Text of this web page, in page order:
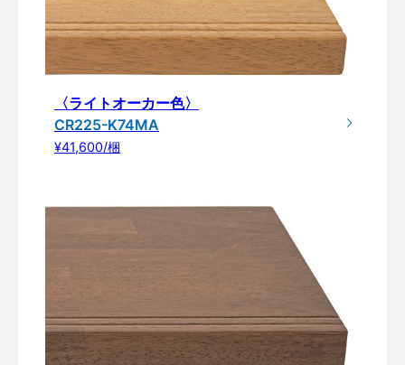
〈ライトオーカー色〉
CR225-K74MA
¥41,600/梱